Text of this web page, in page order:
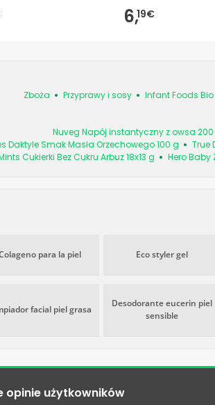
6,19€
Zboża Przyprawy i sosy Infant Foods Bio
Nuveg Napój instantyczny z owsa
Daktyle Smak Masła Orzechowego 100 g
True
Cukierki Bez Cukru Arbuz 18x13 g
Hero Baby
para la piel Eco styler gel
facial piel grasa
Desodorante eucerin piel
sensible
opinie użytkowników